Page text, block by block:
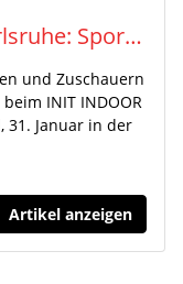
INIT INDOOR MEETING Karlsruhe: Sportliche Höchstleistungen aus Karlsruhe waren weltweit zu sehen
und Zuschauern
INIT INDOOR
31. Januar in der
Artikel anzeigen